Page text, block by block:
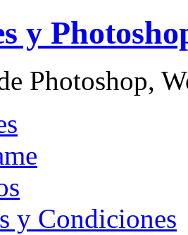
y
Photoshop,
y Condiciones